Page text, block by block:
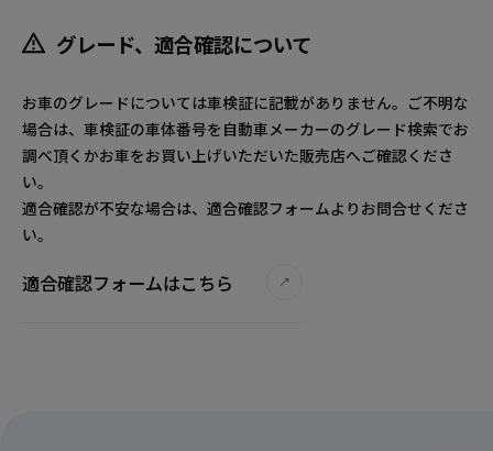
グレード、適合確認について
お車のグレードについては車検証に記載がありません。ご不明な
場合は、車検証の車体番号を自動車メーカーのグレード検索でお
調べ頂くかお車をお買い上げいただいた販売店へご確認くださ
い。
適合確認が不安な場合は、適合確認フォームよりお問合せくださ
い。
適合確認フォームはこちら